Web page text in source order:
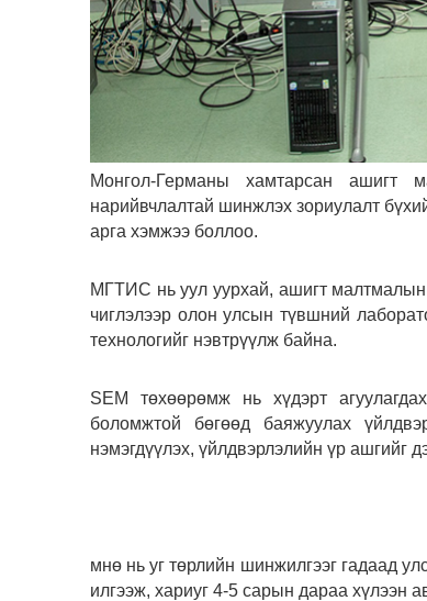
Монгол-Германы хамтарсан ашигт
нарийвчлалтай шинжлэх зориулалт
арга хэмжээ боллоо.
МГТИС нь уул уурхай, ашигт
чиглэлээр олон улсын түвшний
технологийг нэвтрүүлж байна.
SEM төхөөрөмж нь хүдэрт
боломжтой бөгөөд баяжуулах
нэмэгдүүлэх, үйлдвэрлэлийн үр ашгийг
мнө нь уг төрлийн шинжилгээг гадаад
илгээж, хариуг 4-5 сарын дараа хүлээн